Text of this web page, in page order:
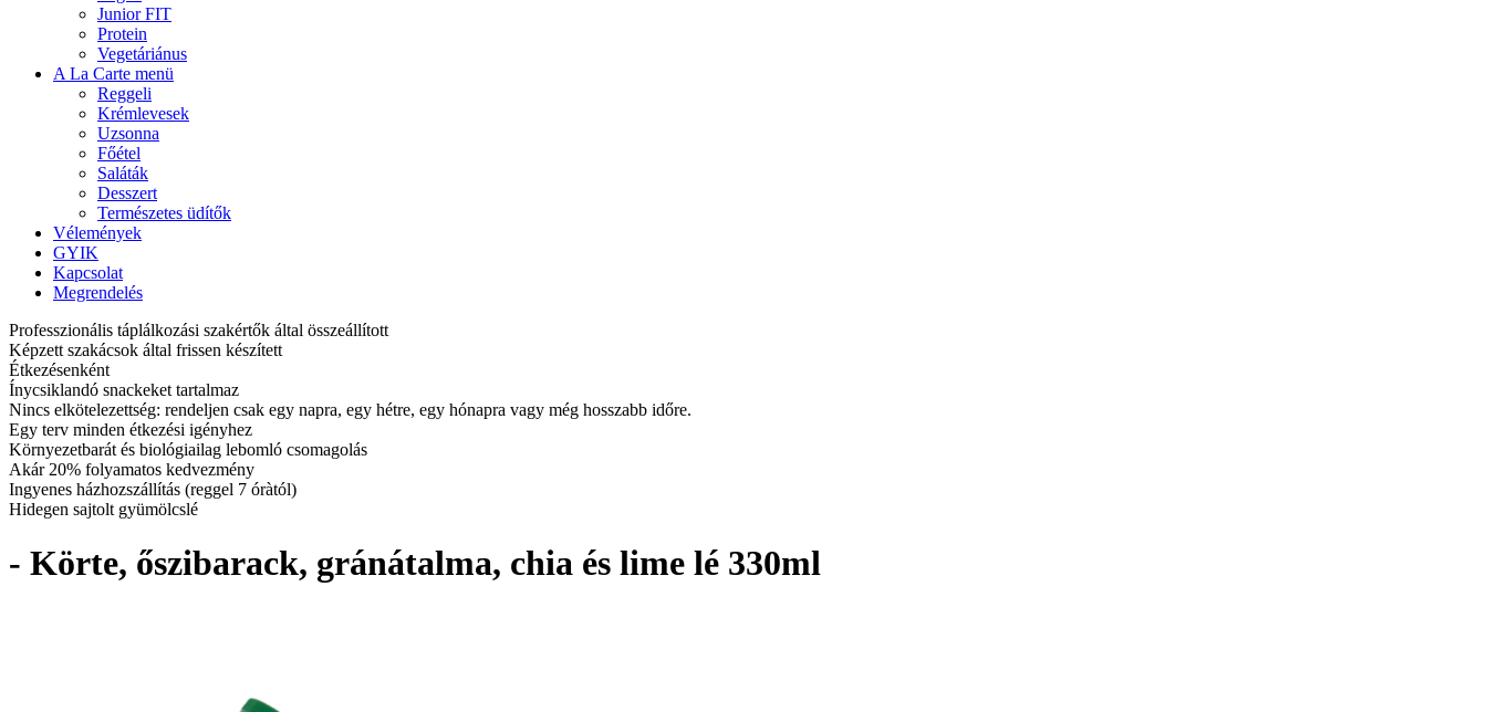
Junior FIT
Protein
Vegetáriánus
A La Carte menü
Reggeli
Krémlevesek
Uzsonna
Főétel
Saláták
Desszert
Természetes üdítők
Vélemények
GYIK
Kapcsolat
Megrendelés
Professzionális táplálkozási szakértők által összeállított
Képzett szakácsok által frissen készített
Étkezésenként
Ínycsiklandó snackeket tartalmaz
Nincs elkötelezettség: rendeljen csak egy napra, egy hétre, egy hónapra vagy még hosszabb időre.
Egy terv minden étkezési igényhez
Környezetbarát és biológiailag lebomló csomagolás
Akár 20% folyamatos kedvezmény
Ingyenes házhozszállítás (reggel 7 óràtól)
Hidegen sajtolt gyümölcslé
- Körte, őszibarack, gránátalma, chia és lime lé 330ml